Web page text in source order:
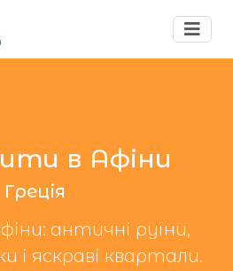
в Афіни
Греція
античні руїни,
і яскраві квартали.